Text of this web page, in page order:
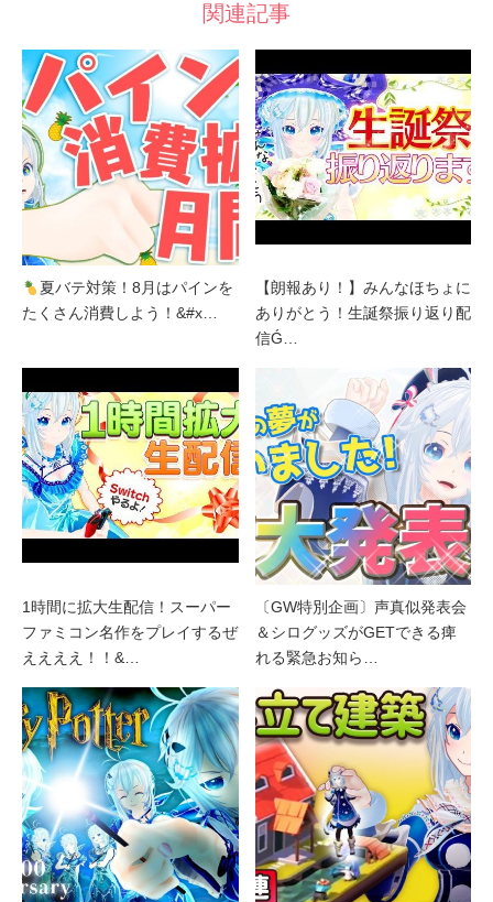
関連記事
夏バテ対策！8月はパインを
たくさん消費しよう！&#x…
【朗報あり！】みんなほちょに
ありがとう！生誕祭振り返り配
信Ǵ…
1時間に拡大生配信！スーパー
ファミコン名作をプレイするぜ
ええええ！！&…
〔GW特別企画〕声真似発表会
＆シログッズがGETできる痺
れる緊急お知ら…